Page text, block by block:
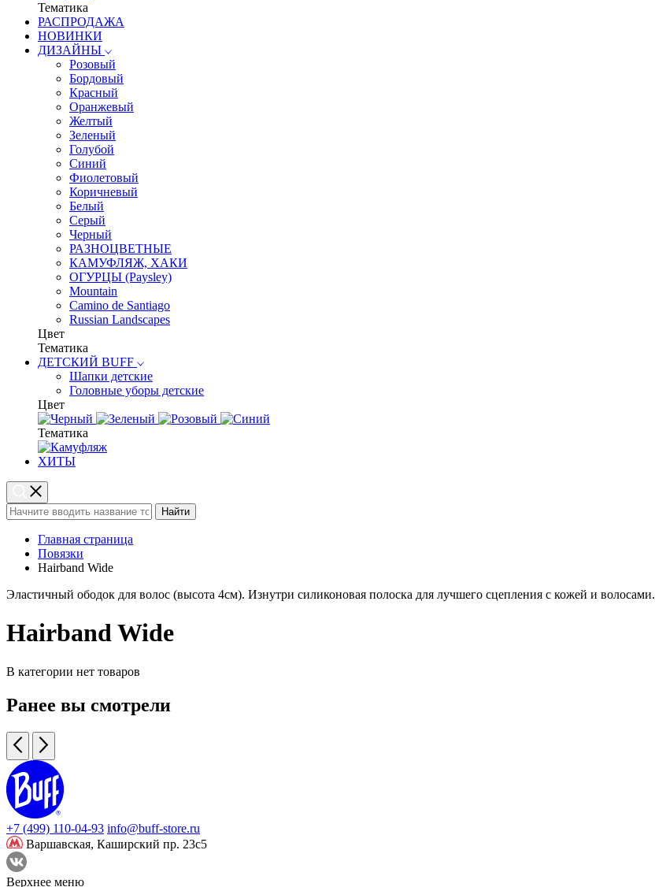
Тематика
РАСПРОДАЖА
НОВИНКИ
ДИЗАЙНЫ
Розовый
Бордовый
Красный
Оранжевый
Желтый
Зеленый
Голубой
Синий
Фиолетовый
Коричневый
Белый
Серый
Черный
РАЗНОЦВЕТНЫЕ
КАМУФЛЯЖ, ХАКИ
ОГУРЦЫ (Paysley)
Mountain
Camino de Santiago
Russian Landscapes
Цвет
Тематика
ДЕТСКИЙ BUFF
Шапки детские
Головные уборы детские
Цвет
Тематика
ХИТЫ
Найти
Главная страница
Повязки
Hairband Wide
Эластичный ободок для волос (высота 4см). Изнутри силиконовая полоска для лучшего сцепления с кожей и волосами.
Hairband Wide
В категории нет товаров
Ранее вы смотрели
+7 (499) 110-04-93 info@buff-store.ru
Варшавская, Каширский пр. 23с5
Верхнее меню